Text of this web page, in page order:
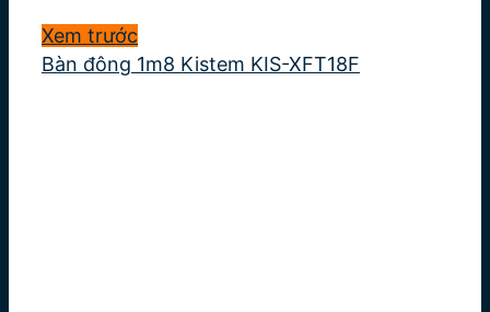
Xem trước
Bàn đông 1m8 Kistem KIS-XFT18F